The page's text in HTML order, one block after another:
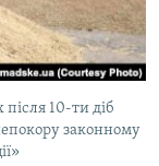
10-ти діб
законному